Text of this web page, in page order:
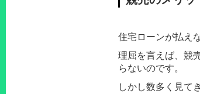
住宅ローンが払え
理屈を言えば、競
らないのです。
しかし数多く見て